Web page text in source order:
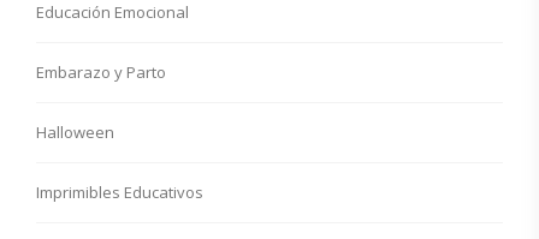
Educación Emocional
Embarazo y Parto
Halloween
Imprimibles Educativos